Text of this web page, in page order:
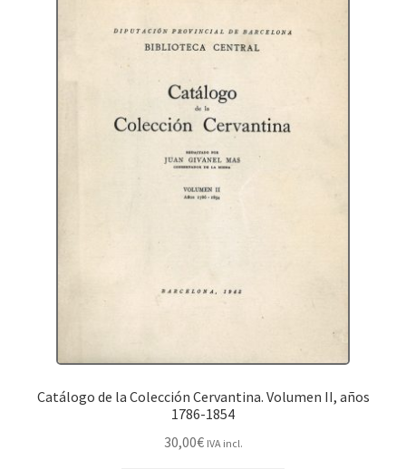
Catálogo de la Colección Cervantina. Volumen II, años
1786-1854
30,00€ IVA incl.